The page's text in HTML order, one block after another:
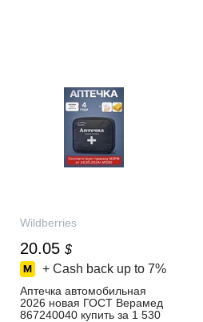
Wildberries
20.05 $
+ Cash back up to 7%
Аптечка автомобильная
2026 новая ГОСТ Верамед
867240040 купить за 1 530